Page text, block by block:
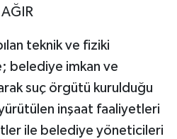
teknik ve fiziki
belediye imkan ve
suç örgütü kurulduğu
inşaat faaliyetleri
ile belediye yöneticileri